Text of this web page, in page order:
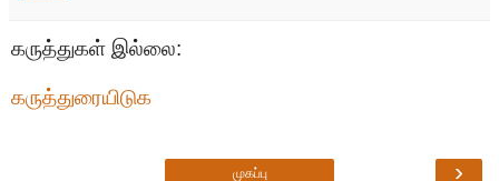
கருத்துகள் இல்லை:
கருத்துரையிடுக
›
முகப்பு